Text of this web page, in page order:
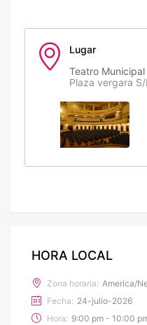
Lugar
Teatro
Plaza vergara
HORA LOCAL
Zona horaria: America/
Fecha: 24-julio-2026
Hora: 9:00 pm - 10:00